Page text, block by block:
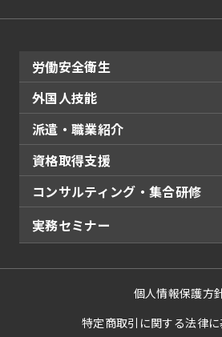
労働安全衛生
外国人技能
派遣・職業紹介
資格取得支援
コンサルティング・集合研修
実務セミナー
個人情報保護方
特定商取引に関する法律